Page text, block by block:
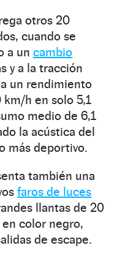
otros 20
cuando se
a un cambio
y a la tracción
un rendimiento
h en solo 5,1
medio de 6,1
la acústica del
más deportivo.
también una
faros de luces
llantas de 20
color negro,
de escape.